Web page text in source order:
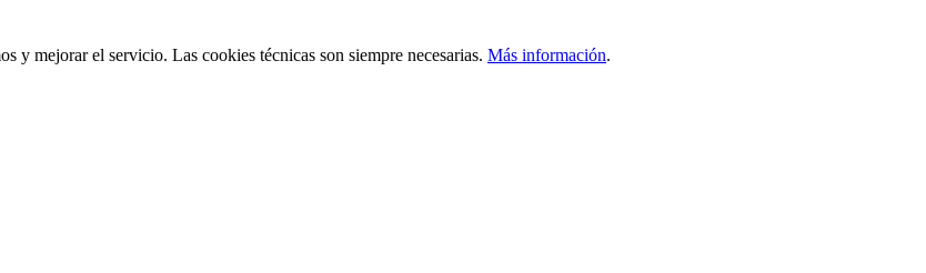
y mejorar el servicio. Las cookies técnicas son siempre necesarias. Más información.